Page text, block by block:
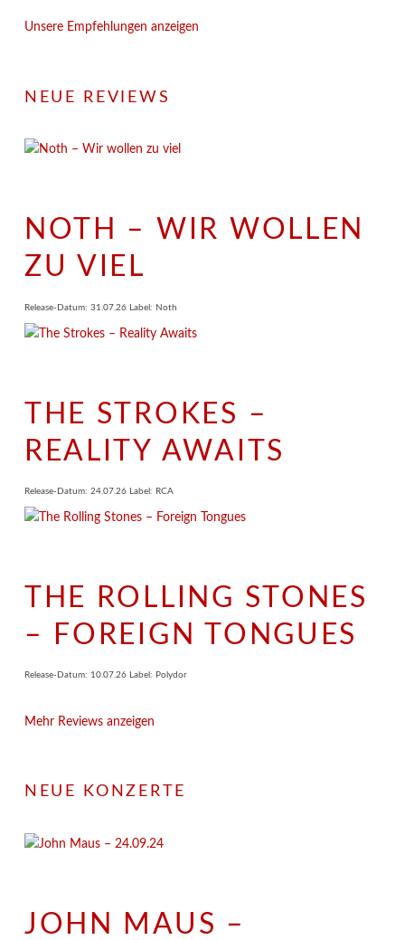
Unsere Empfehlungen anzeigen
NEUE REVIEWS
NOTH – WIR WOLLEN
ZU VIEL
Release-Datum: 31.07.26 Label: Noth
THE STROKES –
REALITY AWAITS
Release-Datum: 24.07.26 Label: RCA
THE ROLLING STONES
– FOREIGN TONGUES
Release-Datum: 10.07.26 Label: Polydor
Mehr Reviews anzeigen
NEUE KONZERTE
JOHN MAUS –